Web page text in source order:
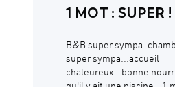
1 MOT : SUPER !
B&B super sympa.
super sympa...accueil
chaleureux...bonne